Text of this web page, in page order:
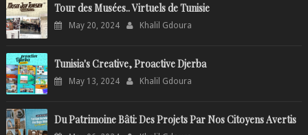
Tour des Musées.. Virtuels de Tunisie
May 20, 2024 Khalil Gdoura
Tunisia's Creative, Proactive Djerba
May 13, 2024 Khalil Gdoura
Du Patrimoine Bâti: Des Projets Par Nos Citoyens Avertis